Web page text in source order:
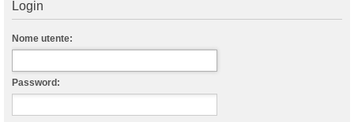
Login
Nome utente:
Password: